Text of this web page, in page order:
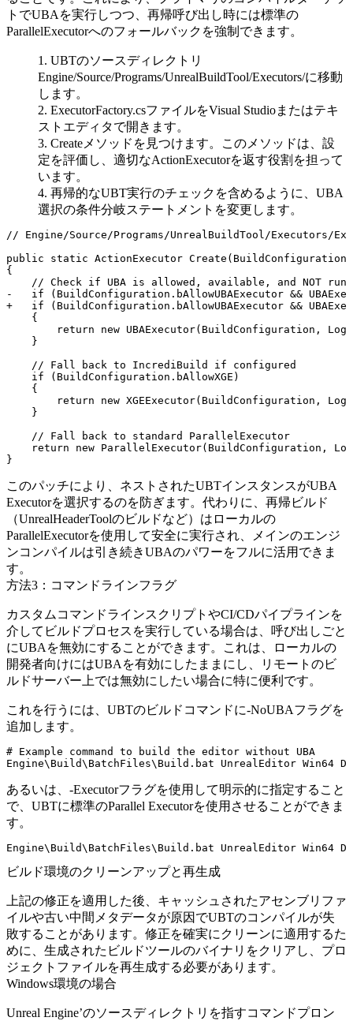
トでUBAを実行しつつ、再帰呼び出し時には標準の
ParallelExecutorへのフォールバックを強制できます。
UBTのソースディレクトリ
Engine/Source/Programs/UnrealBuildTool/Executors/に移動
します。
ExecutorFactory.csファイルをVisual Studioまたはテキ
ストエディタで開きます。
Create メソッドを見つけます。このメソッドは、設
定を評価し、適切なActionExecutorを返す役割を担って
います。
再帰的なUBT実行のチェックを含めるように、UBA
選択の条件分岐ステートメントを変更します。
// Engine/Source/Programs/UnrealBuildTool/Executors/
public static ActionExecutor
{
// Check if UBA is allowed, available, and NOT
-   if (BuildConfiguration.bAllowUBAExecutor &&
+   if (BuildConfiguration.bAllowUBAExecutor &&
    {
return new UBAExecutor(BuildConfiguration,
    }
    // Fall back to IncrediBuild if configured
    if (BuildConfiguration.bAllowXGE)
    {
return new XGEExecutor(BuildConfiguration,
    }
    // Fall back to standard ParallelExecutor
return new ParallelExecutor(BuildConfiguration,
このパッチにより、ネストされたUBTインスタンスがUBA
Executorを選択するのを防ぎます。代わりに、再帰ビルド
（UnrealHeaderToolのビルドなど）はローカルの
ParallelExecutorを使用して安全に実行され、メインのエンジ
ンコンパイルは引き続きUBAのパワーをフルに活用できま
す。
方法3：コマンドラインフラグ
カスタムコマンドラインスクリプトやCI/CDパイプラインを
介してビルドプロセスを実行している場合は、呼び出しごと
にUBAを無効にすることができます。これは、ローカルの
開発者向けにはUBAを有効にしたままにし、リモートのビ
ルドサーバー上では無効にしたい場合に特に便利です。
これを行うには、UBTのビルドコマンドに-NoUBAフラグを
追加します。
# Example command to build the editor without UBA
あるいは、 -Executorフラグを使用して明示的に指定すること
で、UBTに標準のParallel Executorを使用させることができま
す。
ビルド環境のクリーンアップと再生成
上記の修正を適用した後、キャッシュされたアセンブリファ
イルや古い中間メタデータが原因でUBTのコンパイルが失
敗することがあります。修正を確実にクリーンに適用するた
めに、生成されたビルドツールのバイナリをクリアし、プロ
ジェクトファイルを再生成する必要があります。
Windows環境の場合
Unreal Engine’のソースディレクトリを指すコマンドプロン